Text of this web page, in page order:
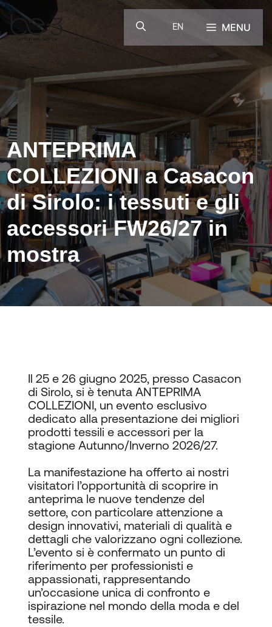
Vai
contenuto
EN MENU
ANTEPRIMA
COLLEZIONI a Casacon
di Sirolo: i tessuti e gli
accessori FW26/27 in
mostra
Il 25 e 26 giugno 2025, presso Casacon
di Sirolo, si è tenuta ANTEPRIMA
COLLEZIONI, un evento esclusivo
dedicato alla presentazione dei migliori
prodotti tessili e accessori per la
stagione Autunno/Inverno 2026/27.
La manifestazione ha offerto ai nostri
visitatori l’opportunità di scoprire in
anteprima le nuove tendenze del
settore, con particolare attenzione a
design innovativi, materiali di qualità e
dettagli che valorizzano ogni collezione.
L’evento si è confermato un punto di
riferimento per professionisti e
appassionati, rappresentando
un’occasione unica di confronto e
ispirazione nel mondo della moda e del
tessile.